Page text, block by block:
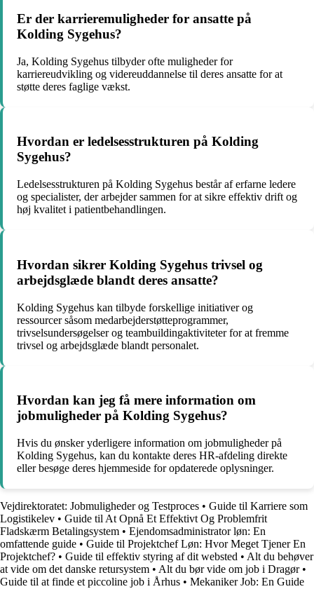
Er der karrieremuligheder for ansatte på
Kolding Sygehus?
Ja, Kolding Sygehus tilbyder ofte muligheder for
karriereudvikling og videreuddannelse til deres ansatte for at
støtte deres faglige vækst.
Hvordan er ledelsesstrukturen på Kolding
Sygehus?
Ledelsesstrukturen på Kolding Sygehus består af erfarne ledere
og specialister, der arbejder sammen for at sikre effektiv drift og
høj kvalitet i patientbehandlingen.
Hvordan sikrer Kolding Sygehus trivsel og
arbejdsglæde blandt deres ansatte?
Kolding Sygehus kan tilbyde forskellige initiativer og
ressourcer såsom medarbejderstøtteprogrammer,
trivselsundersøgelser og teambuildingaktiviteter for at fremme
trivsel og arbejdsglæde blandt personalet.
Hvordan kan jeg få mere information om
jobmuligheder på Kolding Sygehus?
Hvis du ønsker yderligere information om jobmuligheder på
Kolding Sygehus, kan du kontakte deres HR-afdeling direkte
eller besøge deres hjemmeside for opdaterede oplysninger.
Vejdirektoratet: Jobmuligheder og Testproces • Guide til Karriere som
Logistikelev • Guide til At Opnå Et Effektivt Og Problemfrit
Fladskærm Betalingsystem • Ejendomsadministrator løn: En
omfattende guide • Guide til Projektchef Løn: Hvor Meget Tjener En
Projektchef? • Guide til effektiv styring af dit websted • Alt du behøver
at vide om det danske retursystem • Alt du bør vide om job i Dragør•
Guide til at finde et piccoline job i Århus • Mekaniker Job: En Guide